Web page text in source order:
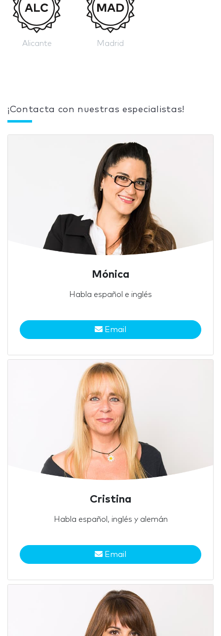
Alicante Madrid
¡Contacta con nuestras especialistas!
Mónica
Habla español e inglés
Email
Cristina
Habla español, inglés y alemán
Email